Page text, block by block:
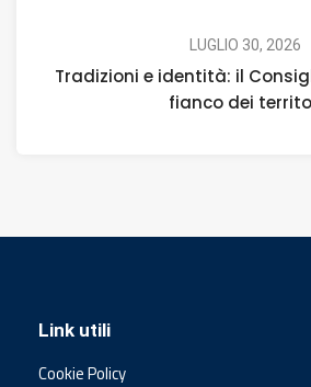
LUGLIO 30, 2026
Tradizioni e identità: il
fianco dei
Link utili
Cookie Policy